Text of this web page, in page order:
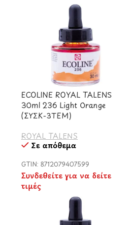
ECOLINE ROYAL TALENS
30ml 236 Light Orange
(ΣΥΣΚ-3TEM)
ROYAL TALENS
Σε απόθεμα
GTIN: 8712079407599
Συνδεθείτε για να δείτε
τιμές